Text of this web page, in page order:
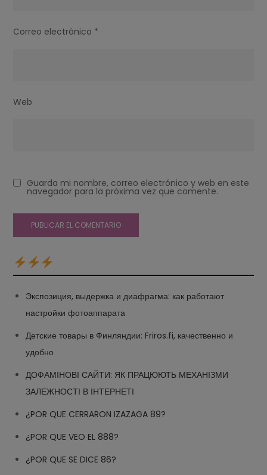
Correo electrónico *
Web
Guarda mi nombre, correo electrónico y web en este
navegador para la próxima vez que comente.
Экспозиция, выдержка и диафрагма: как работают
настройки фотоаппарата
Детские товары в Финляндии: Friros.fi, качественно и
удобно
ДОФАМІНОВІ САЙТИ: ЯК ПРАЦЮЮТЬ МЕХАНІЗМИ
ЗАЛЕЖНОСТІ В ІНТЕРНЕТІ
¿POR QUE CERRARON IZAZAGA 89?
¿POR QUE VEO EL 888?
¿POR QUE SE DICE 86?